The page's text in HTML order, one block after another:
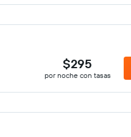
$295
por noche con tasas